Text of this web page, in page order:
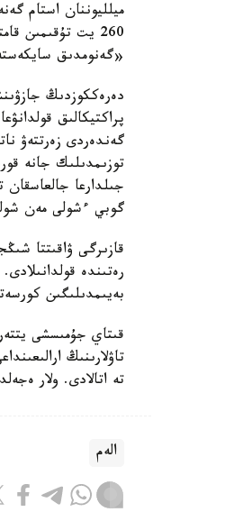
ميلليوننان استام
260 يت تۇقىمىن
«گەنومدىق
دەرەككوزدىڭ
پراكتيكالىق
گەندەردى زەرتتەۋ
توزىمدىلىك جانە
جىلدارعا
گوبي ءشولى مەن
قازىرگى ۋاقىتتا
رەتىندە
بەيىمدىلىگىن
قىتاي جۇمىسشى
تاۋلارىنىڭ
تە اتالادى. ولار
الەم